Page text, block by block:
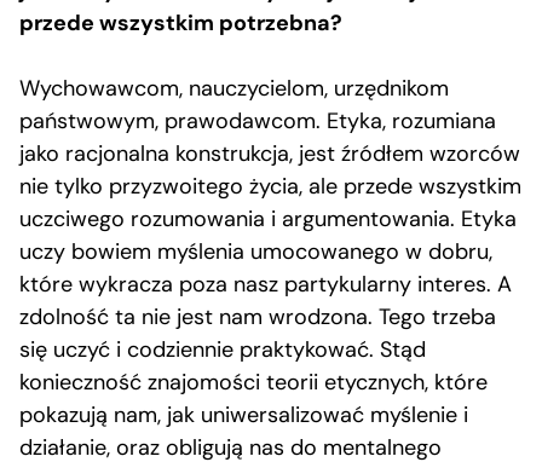
przede wszystkim potrzebna?
Wychowawcom, nauczycielom, urzędnikom
państwowym, prawodawcom. Etyka, rozumiana
jako racjonalna konstrukcja, jest źródłem wzorców
nie tylko przyzwoitego życia, ale przede wszystkim
uczciwego rozumowania i argumentowania. Etyka
uczy bowiem myślenia umocowanego w dobru,
które wykracza poza nasz partykularny interes. A
zdolność ta nie jest nam wrodzona. Tego trzeba
się uczyć i codziennie praktykować. Stąd
konieczność znajomości teorii etycznych, które
pokazują nam, jak uniwersalizować myślenie i
działanie, oraz obligują nas do mentalnego